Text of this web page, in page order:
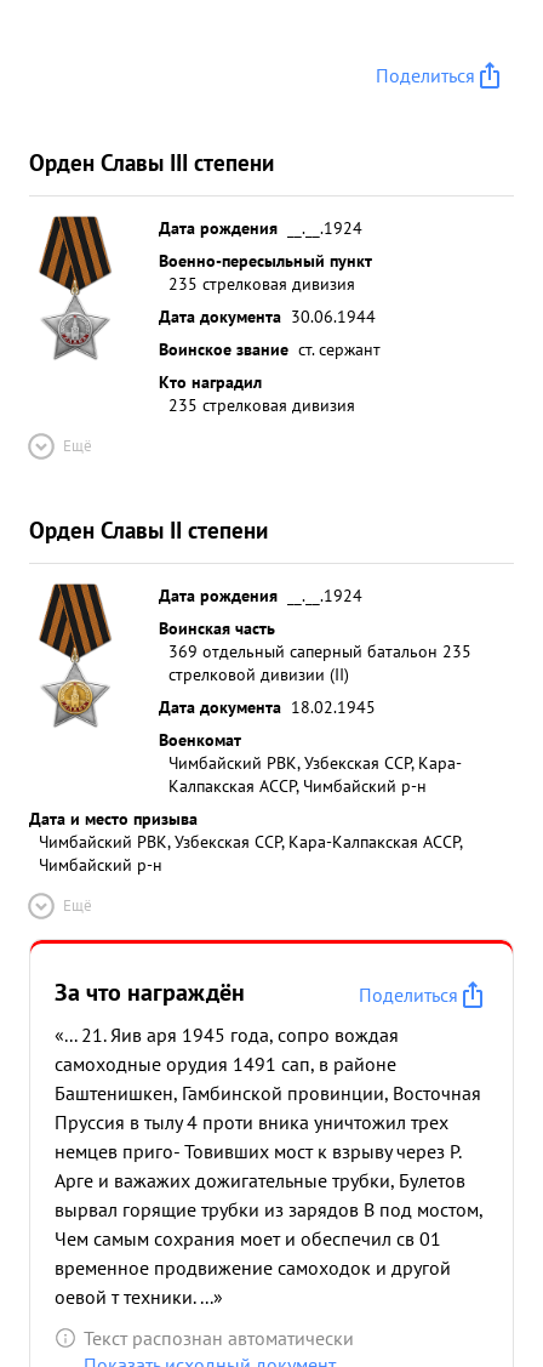
Поделиться
Орден Славы III степени
Дата рождения
__.__.1924
Военно-пересыльный пункт
235 стрелковая дивизия
Дата документа 30.06.1944
Воинское звание ст. сержант
Кто наградил
235 стрелковая дивизия
Ещё
Орден Славы II степени
Дата рождения
__.__.1924
Воинская часть
369 отдельный саперный батальон 235
стрелковой дивизии (II)
Дата документа 18.02.1945
Военкомат
Чимбайский РВК, Узбекская ССР, Кара-
Калпакская АССР, Чимбайский р-н
Дата и место призыва
Чимбайский РВК, Узбекская ССР, Кара-Калпакская АССР,
Чимбайский р-н
Ещё
За что награждён
Поделиться
«... 21. Яив аря 1945 года, сопро вождая
самоходные орудия 1491 сап, в районе
Баштенишкен, Гамбинской провинции, Восточная
Пруссия в тылу 4 проти вника уничтожил трех
немцев приго- Товивших мост к взрыву через Р.
Арге и важажих дожигательные трубки, Булетов
вырвал горящие трубки из зарядов В под мостом,
Чем самым сохрания моет и обеспечил св 01
временное продвижение самоходок и другой
оевой т техники. ...»
Текст распознан автоматически